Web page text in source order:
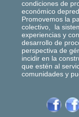
condiciones de
económico
Promovemos la
colectivo, la
experiencias y
desarrollo de
perspectiva de
incidir en la
que estén al
comunidades y